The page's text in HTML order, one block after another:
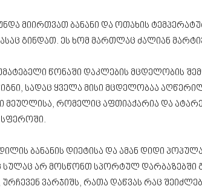
მიირთვათ ბანანი და ოთახის
გინდათ. ეს ხომ მართლაც ძალიან
წონაში დაკლების მცდელობის
სადაც ყველა მისი მცდელობაა
მეუღლისა, რომელიც აფთიაქარია და
სფეროში.
ბანანის დიეტისა და ამან დიდი
სულაც არ მოსწონთ სპორტულ დარბაზებში
ვარჯიშს, რათა დაწვას რაც